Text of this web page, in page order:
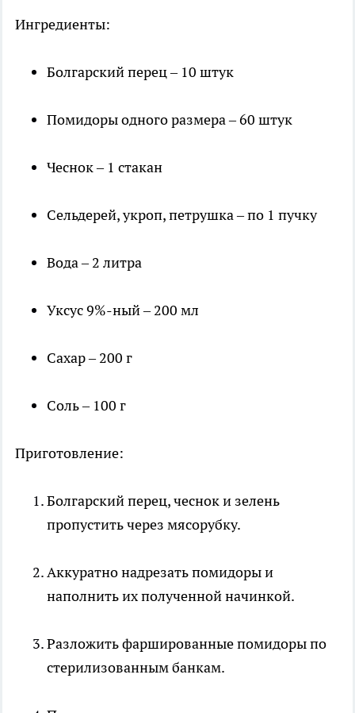
Ингредиенты:
Болгарский перец – 10 штук
Помидоры одного размера – 60 штук
Чеснок – 1 стакан
Сельдерей, укроп, петрушка – по 1 пучку
Вода – 2 литра
Уксус 9%-ный – 200 мл
Сахар – 200 г
Соль – 100 г
Приготовление:
Болгарский перец, чеснок и зелень
пропустить через мясорубку.
Аккуратно надрезать помидоры и
наполнить их полученной начинкой.
Разложить фаршированные помидоры по
стерилизованным банкам.